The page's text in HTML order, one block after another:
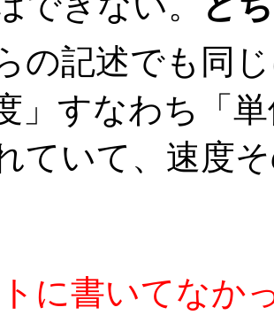
の記述でも同
」すなわち「
ていて、速度
に書いてなか